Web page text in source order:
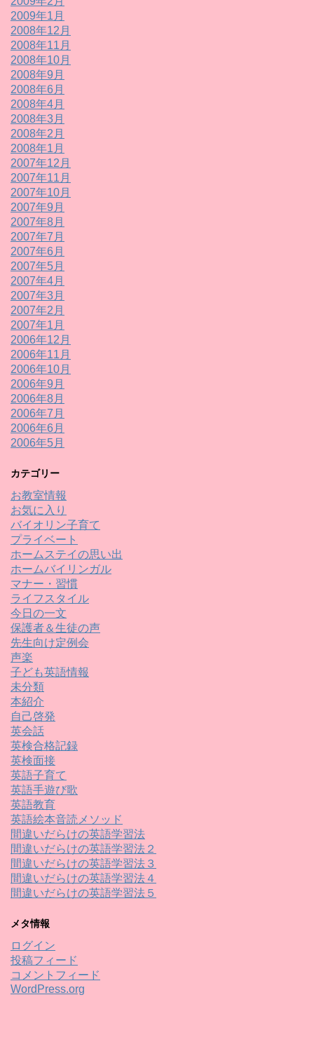
2009年1月
2008年12月
2008年11月
2008年10月
2008年9月
2008年6月
2008年4月
2008年3月
2008年2月
2008年1月
2007年12月
2007年11月
2007年10月
2007年9月
2007年8月
2007年7月
2007年6月
2007年5月
2007年4月
2007年3月
2007年2月
2007年1月
2006年12月
2006年11月
2006年10月
2006年9月
2006年8月
2006年7月
2006年6月
2006年5月
カテゴリー
お教室情報
お気に入り
バイオリン子育て
プライベート
ホームステイの思い出
ホームバイリンガル
マナー・習慣
ライフスタイル
今日の一文
保護者＆生徒の声
先生向け定例会
声楽
子ども英語情報
未分類
本紹介
自己啓発
英会話
英検合格記録
英検面接
英語子育て
英語手遊び歌
英語教育
英語絵本音読メソッド
間違いだらけの英語学習法
間違いだらけの英語学習法２
間違いだらけの英語学習法３
間違いだらけの英語学習法４
間違いだらけの英語学習法５
メタ情報
ログイン
投稿フィード
コメントフィード
WordPress.org